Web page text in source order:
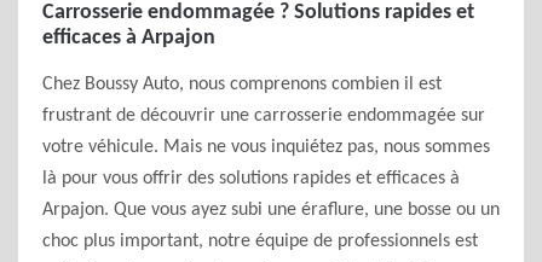
Carrosserie endommagée ? Solutions rapides et
efficaces à Arpajon
Chez Boussy Auto, nous comprenons combien il est
frustrant de découvrir une carrosserie endommagée sur
votre véhicule. Mais ne vous inquiétez pas, nous sommes
là pour vous offrir des solutions rapides et efficaces à
Arpajon. Que vous ayez subi une éraflure, une bosse ou un
choc plus important, notre équipe de professionnels est